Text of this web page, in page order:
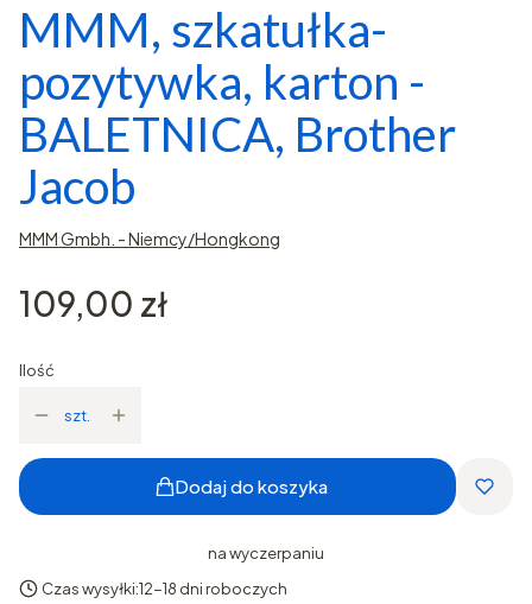
MMM, szkatułka-
pozytywka, karton -
BALETNICA, Brother
Jacob
MMM Gmbh. - Niemcy/Hongkong
Cena
109,00 zł
Ilość
szt.
Dodaj do koszyka
na wyczerpaniu
Czas wysyłki:12-18 dni roboczych